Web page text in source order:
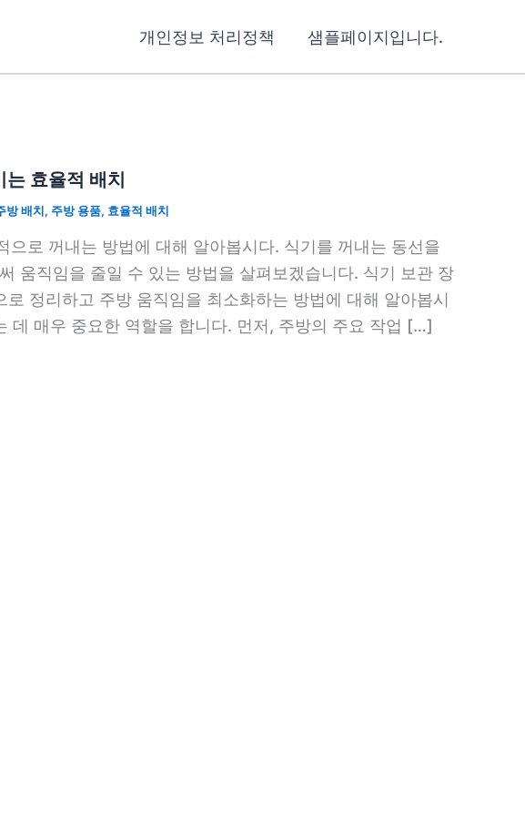
개인정보 처리정책 샘플페이지입니다.
효율적 배치
방 배치, 주방 용품, 효율적 배치
로 꺼내는 방법에 대해 알아봅시다. 식기를 꺼내는 동선을
움직임을 줄일 수 있는 방법을 살펴보겠습니다. 식기 보관 장
정리하고 주방 움직임을 최소화하는 방법에 대해 알아봅시
데 매우 중요한 역할을 합니다. 먼저, 주방의 주요 작업 […]